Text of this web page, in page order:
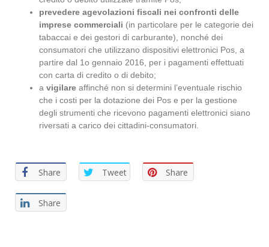
prevedere agevolazioni fiscali nei confronti delle
imprese commerciali (in particolare per le categorie dei
tabaccai e dei gestori di carburante), nonché dei
consumatori che utilizzano dispositivi elettronici Pos, a
partire dal 1o gennaio 2016, per i pagamenti effettuati
con carta di credito o di debito;
a vigilare affinché non si determini l’eventuale rischio
che i costi per la dotazione dei Pos e per la gestione
degli strumenti che ricevono pagamenti elettronici siano
riversati a carico dei cittadini-consumatori.
Share Tweet Share
Share